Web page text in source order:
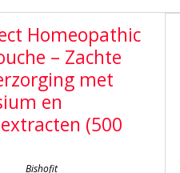
Homeopathic
– Zachte
met
en
(500
Bishofit